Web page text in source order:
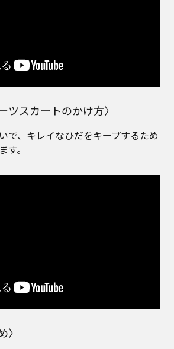
ツスカートのかけ方〉
で、キレイなひだをキープするため
。
〉